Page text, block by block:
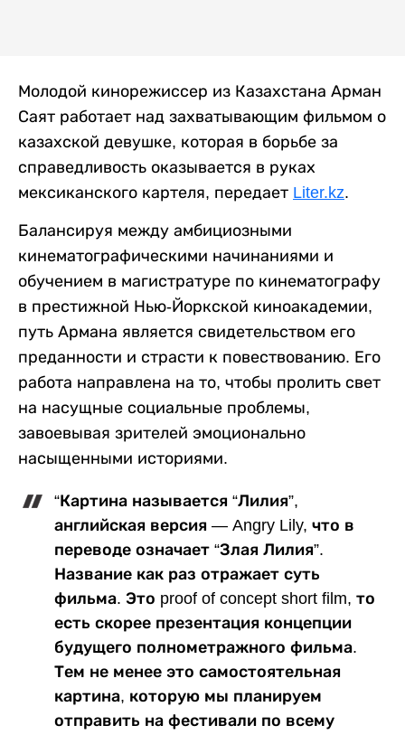
Молодой кинорежиссер из Казахстана Арман
Саят работает над захватывающим фильмом о
казахской девушке, которая в борьбе за
справедливость оказывается в руках
мексиканского картеля, передает Liter.kz.
Балансируя между амбициозными
кинематографическими начинаниями и
обучением в магистратуре по кинематографу
в престижной Нью-Йоркской киноакадемии,
путь Армана является свидетельством его
преданности и страсти к повествованию. Его
работа направлена на то, чтобы пролить свет
на насущные социальные проблемы,
завоевывая зрителей эмоционально
насыщенными историями.
“Картина называется “Лилия”,
английская версия — Angry Lily, что в
переводе означает “Злая Лилия”.
Название как раз отражает суть
фильма. Это proof of concept short film, то
есть скорее презентация концепции
будущего полнометражного фильма.
Тем не менее это самостоятельная
картина, которую мы планируем
отправить на фестивали по всему